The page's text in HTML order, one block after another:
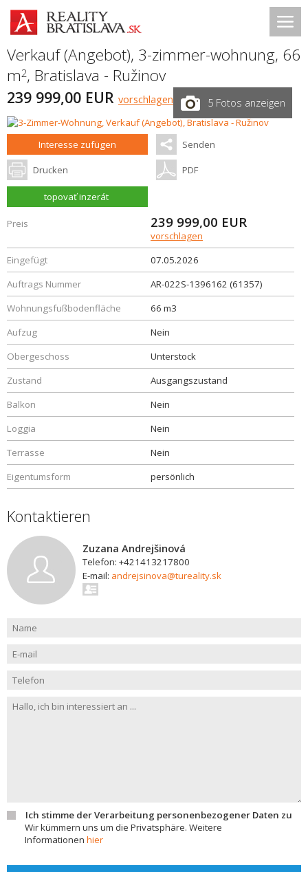
Verkauf (Angebot), 3-zimmer-wohnung, 66
m2, Bratislava - Ružinov
239 999,00 EUR vorschlagen 5 Fotos anzeigen
Interesse zufügen Senden
Drucken PDF
topovať inzerát
Preis 239 999,00 EUR
vorschlagen
Eingefügt
07.05.2026
Auftrags Nummer
AR-022S-1396162 (61357)
Wohnungsfußbodenfläche
66 m3
Aufzug
Nein
Obergeschoss
Unterstock
Zustand
Ausgangszustand
Balkon
Nein
Loggia
Nein
Terrasse
Nein
Eigentumsform
persönlich
Kontaktieren
Zuzana Andrejšinová
Telefon: +421413217800
E-mail: andrejsinova@tureality.sk
Ich stimme der Verarbeitung personenbezogener Daten zu
Wir kümmern uns um die Privatsphäre. Weitere
Informationen hier